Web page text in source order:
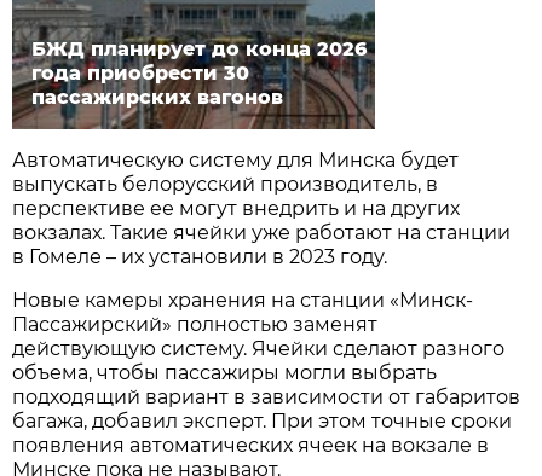
БЖД планирует до конца 2026
года приобрести 30
пассажирских вагонов
Автоматическую систему для Минска будет
выпускать белорусский производитель, в
перспективе ее могут внедрить и на других
вокзалах. Такие ячейки уже работают на станции
в Гомеле – их установили в 2023 году.
Новые камеры хранения на станции «Минск-
Пассажирский» полностью заменят
действующую систему. Ячейки сделают разного
объема, чтобы пассажиры могли выбрать
подходящий вариант в зависимости от габаритов
багажа, добавил эксперт. При этом точные сроки
появления автоматических ячеек на вокзале в
Минске пока не называют.